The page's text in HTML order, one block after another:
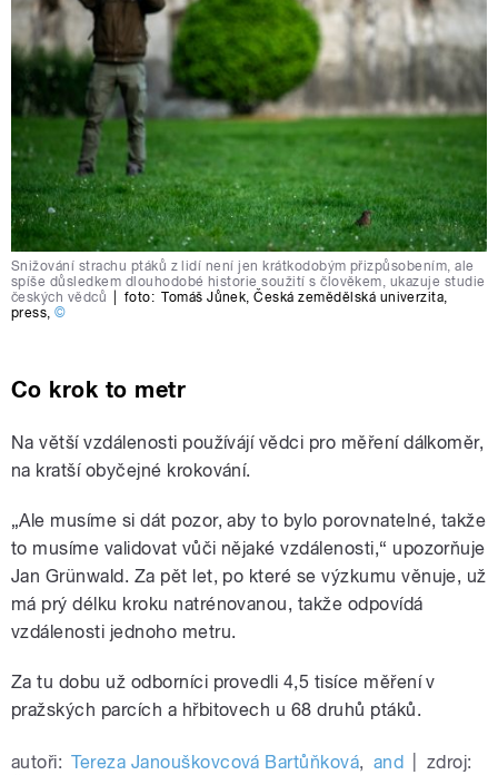
Snižování strachu ptáků z lidí není jen krátkodobým přizpůsobením, ale
spíše důsledkem dlouhodobé historie soužití s člověkem, ukazuje studie
českých vědců
foto: Tomáš Jůnek,Česká zemědělská univerzita,
press,©
Co krok to metr
Na větší vzdálenosti používájí vědci pro měření dálkoměr,
na kratší obyčejné krokování.
„Ale musíme si dát pozor, aby to bylo porovnatelné, takže
to musíme validovat vůči nějaké vzdálenosti,“ upozorňuje
Jan Grünwald. Za pět let, po které se výzkumu věnuje, už
má prý délku kroku natrénovanou, takže odpovídá
vzdálenosti jednoho metru.
Za tu dobu už odborníci provedli 4,5 tisíce měření v
pražských parcích a hřbitovech u 68 druhů ptáků.
autoři: Tereza Janouškovcová Bartůňková, and
zdroj: